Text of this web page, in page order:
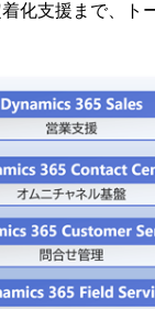
化支援まで、ト